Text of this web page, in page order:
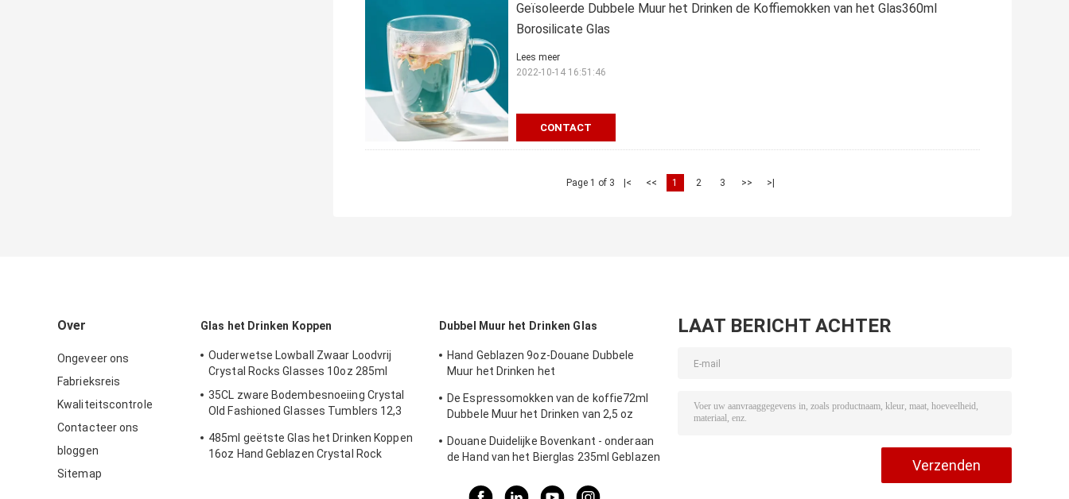
Geïsoleerde Dubbele Muur het Drinken de Koffiemokken van het Glas360ml
Borosilicate Glas
CONTACT
Lees meer
2022-10-14 16:51:46
Page 1 of 3 |< << 1 2 3 >> >|
Over
Ongeveer ons
Fabrieksreis
Kwaliteitscontrole
Contacteer ons
bloggen
Sitemap
Glas het Drinken Koppen
Ouderwetse Lowball Zwaar Loodvrij
Crystal Rocks Glasses 10oz 285ml
35CL zware Bodembesnoeiing Crystal
Old Fashioned Glasses Tumblers 12,3
485ml geëtste Glas het Drinken Koppen
16oz Hand Geblazen Crystal Rock
Dubbel Muur het Drinken Glas
Hand Geblazen 9oz-Douane Dubbele
Muur het Drinken het
Glasborosilicate
De Espressomokken van de koffie72ml
Dubbele Muur het Drinken van 2,5 oz
Douane Duidelijke Bovenkant - onderaan
de Hand van het Bierglas 235ml Geblazen
LAAT BERICHT ACHTER